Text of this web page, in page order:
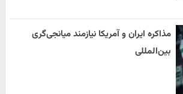
مذاکره ایران و آمریکا نیازمند میانجی‌گری
بین‌المللی